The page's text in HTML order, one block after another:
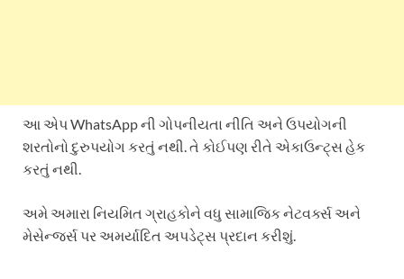
આ એપ WhatsApp ની ગોપનીયતા નીતિ અને ઉપયોગની
શરતોનો દુરુપયોગ કરતું નથી. તે કોઈપણ રીતે એકાઉન્ટ્સ હેક
કરતું નથી.
અમે અમારા નિયમિત ગ્રાહકોને વધુ સામાજિક નેટવર્ક્સ અને
મેસેન્જર્સ પર અમર્યાદિત અપડેટ્સ પ્રદાન કરીશું.